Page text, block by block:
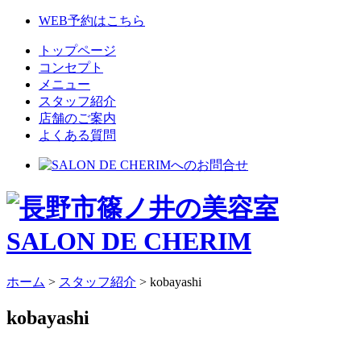
WEB予約はこちら
トップページ
コンセプト
メニュー
スタッフ紹介
店舗のご案内
よくある質問
ホーム > スタッフ紹介 > kobayashi
kobayashi